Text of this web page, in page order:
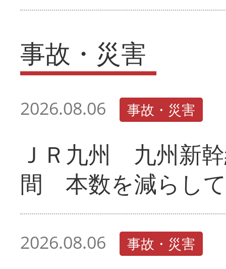
事故・災害
2026.08.06 事故・災害
ＪＲ九州 九州新
間 本数を減らし
2026.08.06 事故・災害